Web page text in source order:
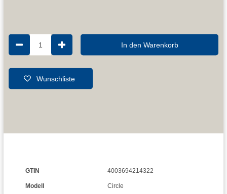
1 In den Warenkorb
Wunschliste
GTIN 4003694214322
Modell Circle